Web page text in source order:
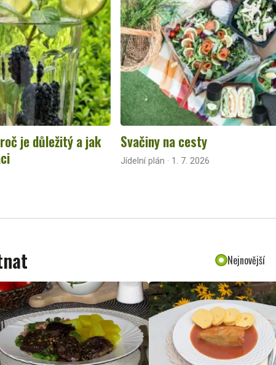
je důležitý a jak
Svačiny na cesty
Jídelní plán · 1. 7. 2026
Nejnovější